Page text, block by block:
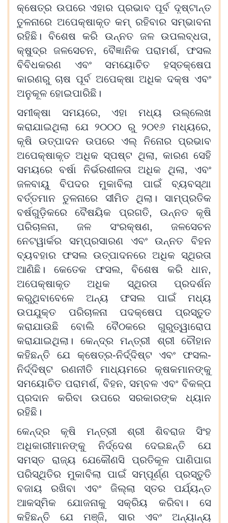
କ୍ଷେତ୍ର ଉପରେ ଏହାର ପ୍ରଭାବ ପୂର୍ବ ଦୃଷ୍ଟାନ୍ତ
ତୁଳନାରେ ଅପେକ୍ଷାକୃତ କମ୍‍ ରହିବାର ସମ୍ଭାବନା
ରହିଛି। ବିଶେଷ କରି ଉନ୍ନତ ଜଳ ଉପଲବ୍ଧତା,
କ୍ଷୁଦ୍ର ଜଳସେଚନ, ବୈଜ୍ଞାନିକ ପରାମର୍ଶ, ଫସଲ
ବିବିଧକରଣ ଏବଂ ସମୟୋଚିତ ହସ୍ତକ୍ଷେପ
କାରଣରୁ ଚାଷ ପୂର୍ବ ଅପେକ୍ଷା ଅଧିକ ଦକ୍ଷ ଏବଂ
ଅନୁକୂଳ ହୋଇପାରିଛି।
ସମୀକ୍ଷା ସମୟରେ, ଏହା ମଧ୍ୟ ଉଲ୍ଲେଖ
କରାଯାଇଥିଲା ଯେ ୨୦୦୦ ରୁ ୨୦୧୬ ମଧ୍ୟରେ,
କୃଷି ଉତ୍ପାଦନ ଉପରେ ଏଲ୍ ନିନୋର ପ୍ରଭାବ
ଅପେକ୍ଷାକୃତ ଅଧିକ ସ୍ପଷ୍ଟ ଥିଲା, କାରଣ ସେହି
ସମୟରେ ବର୍ଷା ନିର୍ଭରଶୀଳତା ଅଧିକ ଥିଲା, ଏବଂ
ଜଳବାୟୁ ବିପଦର ମୁକାବିଲା ପାଇଁ ବ୍ୟବସ୍ଥା
ବର୍ତ୍ତମାନ ତୁଳନାରେ ସୀମିତ ଥିଲା। ସାମ୍ପ୍ରତିକ
ବର୍ଷଗୁଡ଼ିକରେ ବୈଷୟିକ ପ୍ରଗତି, ଉନ୍ନତ କୃଷି
ପରିଚାଳନା, ଜଳ ସଂରକ୍ଷଣ, ଜଳସେଚନ
ନେଟୱାର୍କର ସମ୍ପ୍ରସାରଣ ଏବଂ ଉନ୍ନତ ବିହନ
ବ୍ୟବହାର ଫସଲ ଉତ୍ପାଦନରେ ଅଧିକ ସ୍ଥିରତା
ଆଣିଛି। କେତେକ ଫସଲ, ବିଶେଷ କରି ଧାନ,
ଅପେକ୍ଷାକୃତ ଅଧିକ ସ୍ଥିରତା ପ୍ରଦର୍ଶନ
କରୁଥିବାବେଳେ ଅନ୍ୟ ଫସଲ ପାଇଁ ମଧ୍ୟ
ଉପଯୁକ୍ତ ପରିଚାଳନା ପଦକ୍ଷେପ ପ୍ରସ୍ତୁତ
କରାଯାଉଛି ବୋଲି ବୈଠକରେ ଗୁରୁତ୍ୱାରୋପ
କରାଯାଇଥିଲା। କେନ୍ଦ୍ର ମନ୍ତ୍ରୀ ଶ୍ରୀ ଚୌହାନ
କହିଛନ୍ତି ଯେ କ୍ଷେତ୍ର-ନିର୍ଦ୍ଦିଷ୍ଟ ଏବଂ ଫସଲ-
ନିର୍ଦ୍ଦିଷ୍ଟ ରଣନୀତି ମାଧ୍ୟମରେ କୃଷକମାନଙ୍କୁ
ସମୟୋଚିତ ପରାମର୍ଶ, ବିହନ, ସମ୍ବଳ ଏବଂ ବିକଳ୍ପ
ପ୍ରଦାନ କରିବା ଉପରେ ସରକାରଙ୍କ ଧ୍ୟାନ
ରହିଛି।
କେନ୍ଦ୍ର କୃଷି ମନ୍ତ୍ରୀ ଶ୍ରୀ ଶିବରାଜ ସିଂହ
ଅଧିକାରୀମାନଙ୍କୁ ନିର୍ଦ୍ଦେଶ ଦେଇଛନ୍ତି ଯେ
ସମସ୍ତ ରାଜ୍ୟ ଯେକୌଣସି ପ୍ରତିକୂଳ ପାଣିପାଗ
ପରିସ୍ଥିତିର ମୁକାବିଲା ପାଇଁ ସମ୍ପୂର୍ଣ୍ଣ ପ୍ରସ୍ତୁତି
ବଜାୟ ରଖିବା ଏବଂ ଜିଲ୍ଲା ସ୍ତର ପର୍ଯ୍ୟନ୍ତ
ଆକସ୍ମିକ ଯୋଜନାକୁ ସକ୍ରିୟ କରିବା। ସେ
କହିଛନ୍ତି ଯେ ମଞ୍ଜି, ସାର ଏବଂ ଅନ୍ୟାନ୍ୟ